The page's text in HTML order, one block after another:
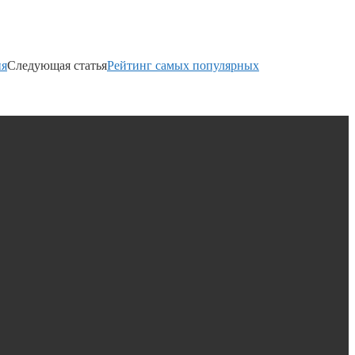
Следующая статьяРейтинг самых популярных